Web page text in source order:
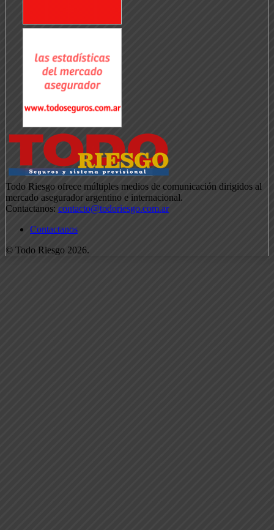
Todo Riesgo ofrece múltiples medios de comunicación dirigidos al
mercado asegurador argentino e internacional.
Contactanos: contacto@todoriesgo.com.ar
Contactanos
© Todo Riesgo 2026.